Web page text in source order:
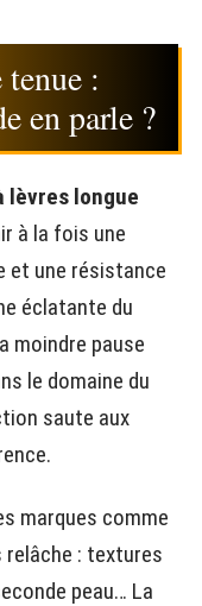
:
en parle ?
lèvres longue
à la fois une
et une résistance
éclatante du
moindre pause
le domaine du
saute aux
marques comme
relâche : textures
peau… La